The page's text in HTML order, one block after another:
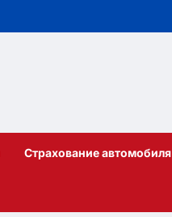
Страхование автомобиля